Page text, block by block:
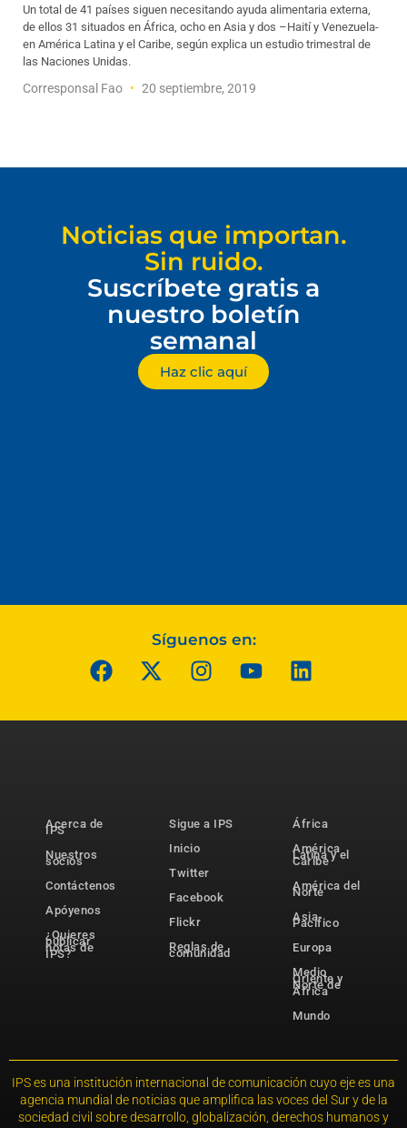
Un total de 41 países siguen necesitando ayuda alimentaria externa,
de ellos 31 situados en África, ocho en Asia y dos –Haití y Venezuela-
en América Latina y el Caribe, según explica un estudio trimestral de
las Naciones Unidas.
Corresponsal Fao 20 septiembre, 2019
Noticias que importan.
Sin ruido.
Suscríbete gratis a
nuestro boletín
semanal
Haz clic aquí
Síguenos en:
Acerca de
IPS
Nuestros
socios
Contáctenos
Apóyenos
¿Quieres
publicar
notas de
IPS?
Sigue a IPS
Inicio
Twitter
Facebook
Flickr
Reglas de
comunidad
África
América
Latina y el
Caribe
América del
Norte
Asia-
Pacífico
Europa
Medio
Oriente y
Norte de
África
Mundo
IPS es una institución internacional de comunicación cuyo eje es una
agencia mundial de noticias que amplifica las voces del Sur y de la
sociedad civil sobre desarrollo, globalización, derechos humanos y